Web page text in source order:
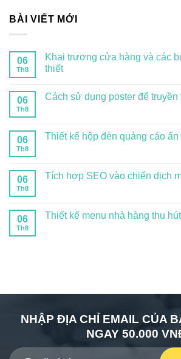
BÀI VIẾT MỚI
06
Th8
Khai trương cửa hàng và các
thiết
06
Th8
Cách sử dụng poster để truyền
06
Th8
Thiết kế hộp đèn quảng cáo
06
Th8
Tích hợp SEO vào chiến dịch
06
Th8
Thiết kế menu nhà hàng thu
NHẬP ĐỊA CHỈ EMAIL CỦA
NGAY 50.000